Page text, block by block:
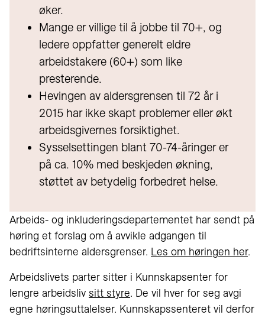
øker.
Mange er villige til å jobbe til 70+, og
ledere oppfatter generelt eldre
arbeidstakere (60+) som like
presterende.
Hevingen av aldersgrensen til 72 år i
2015 har ikke skapt problemer eller økt
arbeidsgivernes forsiktighet.
Sysselsettingen blant 70-74-åringer er
på ca. 10% med beskjeden økning,
støttet av betydelig forbedret helse.
Arbeids- og inkluderingsdepartementet har sendt på
høring et forslag om å avvikle adgangen til
bedriftsinterne aldersgrenser. Les om høringen her.
Arbeidslivets parter sitter i Kunnskapsenter for
lengre arbeidsliv sitt styre. De vil hver for seg avgi
egne høringsuttalelser. Kunnskapssenteret vil derfor